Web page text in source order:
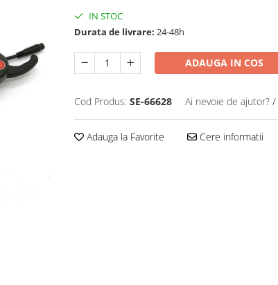
IN STOC
Durata de livrare: 24-48h
ADAUGA IN COS
Cod Produs: SE-66628 Ai nevoie de ajutor? /
Adauga la Favorite Cere informatii